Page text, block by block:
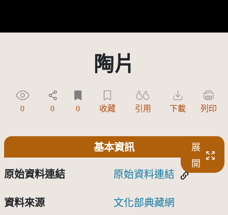
陶片
0 0 0 收藏 引用 下載 列印
基本資訊
展
開
原始資料連結 原始資料連結
資料來源 文化部典藏網